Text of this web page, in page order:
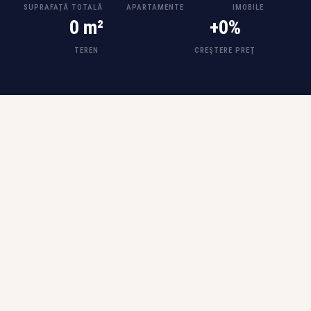
SUPRAFAȚĂ TOTALĂ APARTAMENTE IMOBILE
0 m²
TEREN
+0%
CREȘTERE PREȚ